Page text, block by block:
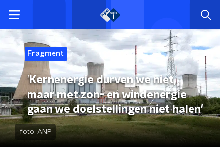
Fragment
'Kernenergie durven we niet,
maar met zon- en windenergie
gaan we doelstellingen niet halen'
foto: ANP